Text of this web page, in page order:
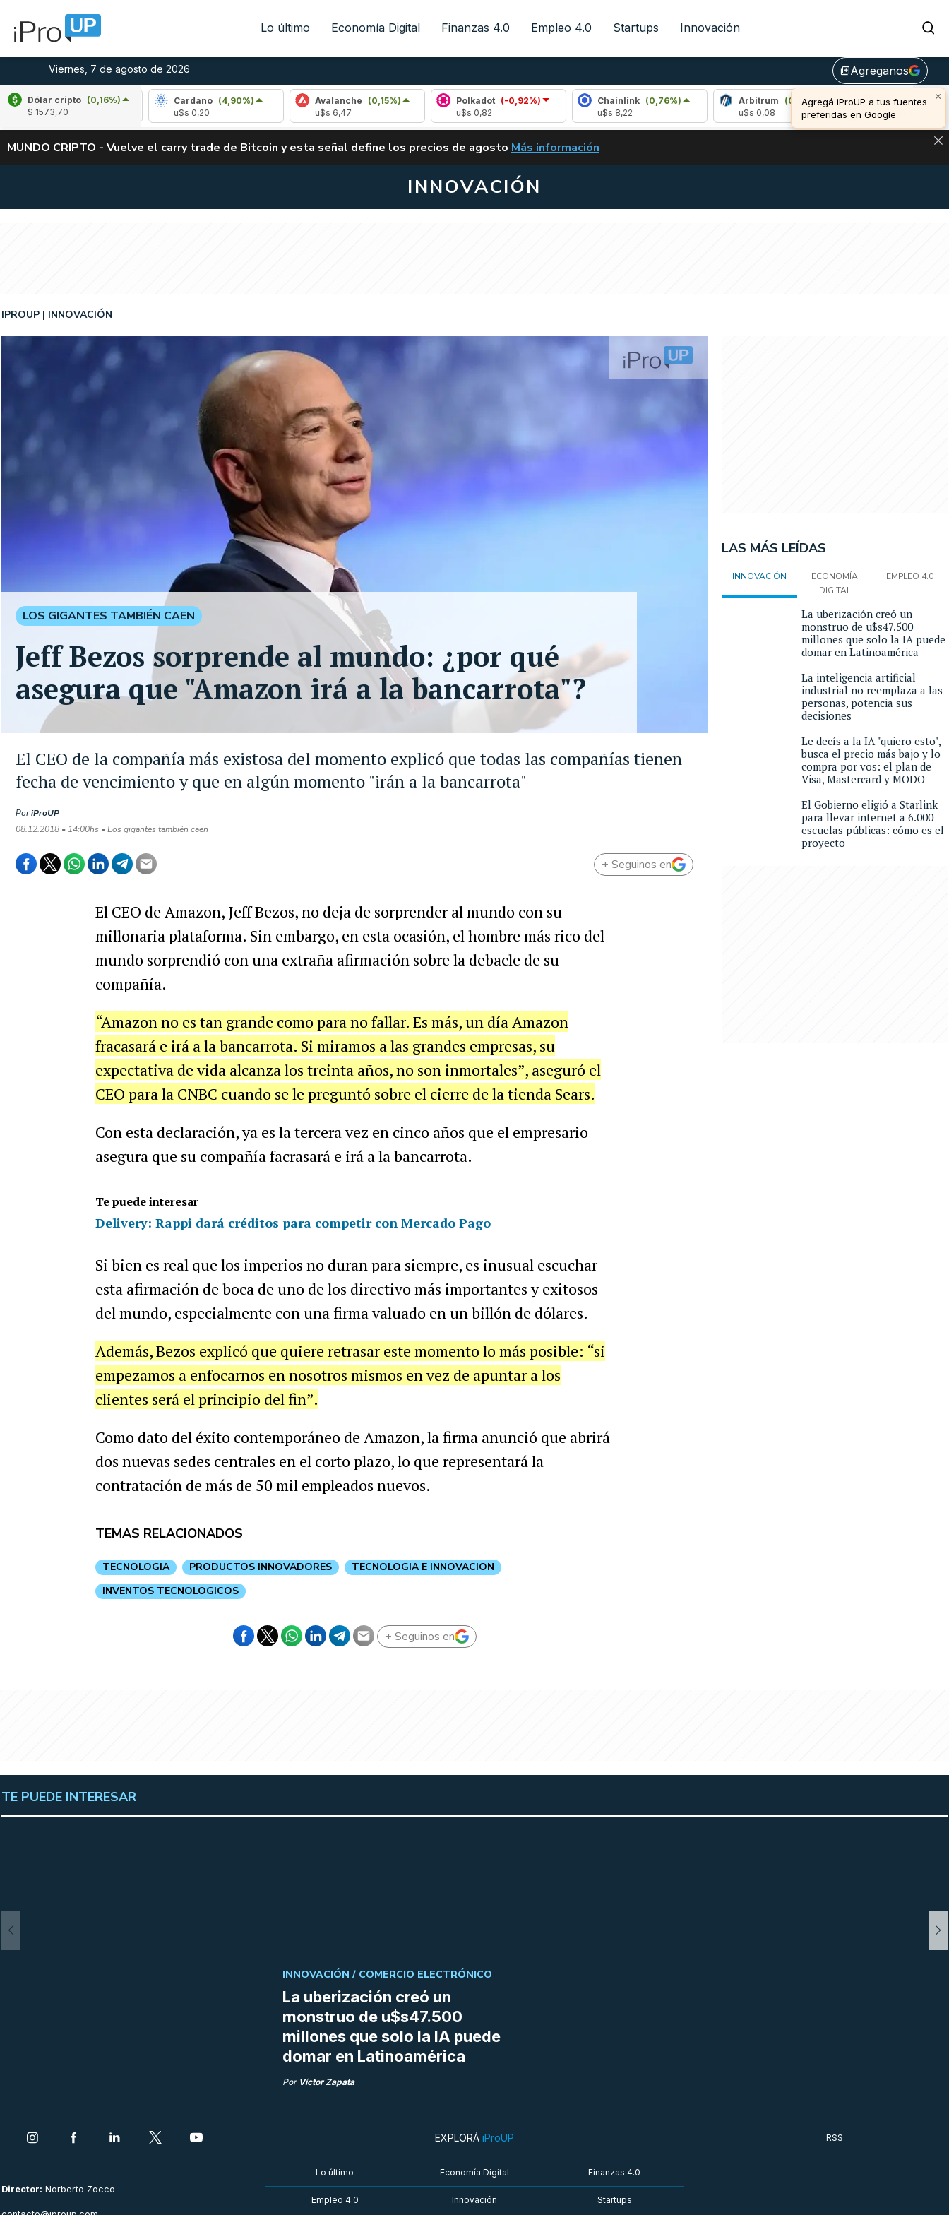
Lo último Economía Digital Finanzas 4.0 Empleo 4.0 Startups Innovación
Viernes, 7 de agosto de 2026 library_addAgreganos
×
Agregá iProUP a tus fuentes
preferidas en Google
Dólar cripto (0,16%)
$ 1573,70
Ripple (-1,72%)
u$s 1,03
Cardano (4,90%)
u$s 0,20
Avalanche (0,15%)
u$s 6,47
Polkadot (-0,92%)
u$s 0,82
Chainlink (0,76%)
u$s 8,22
Arbitrum (0,84%)
u$s 0,08
Bitcoin (0,72%)
u$s 65.000,00
ALERTA
MUNDO CRIPTO - Vuelve el carry trade de Bitcoin y esta señal define los precios de agosto VUELVE EL CARRY TRADE DE BITCOIN Y ESTA SEÑAL DEFINE LOS PRECIOS DE
Más información
INNOVACIÓN
El CEO de la compañía más existosa del momento explicó que todas las compañías tienen
fecha de vencimiento y que en algún momento "irán a la bancarrota"
IPROUP INNOVACIÓN
PoriProUP
08.12.2018 • 14:00hs • Los gigantes también caen
LOS GIGANTES TAMBIÉN CAEN
Jeff Bezos sorprende al mundo: ¿por qué
asegura que "Amazon irá a la bancarrota"?
+ Seguinos en
El CEO de Amazon, Jeff Bezos, no deja de sorprender al mundo con su
millonaria plataforma. Sin embargo, en esta ocasión, el hombre más rico del
mundo sorprendió con una extraña afirmación sobre la debacle de su
compañía.
“Amazon no es tan grande como para no fallar. Es más, un día Amazon
fracasará e irá a la bancarrota. Si miramos a las grandes empresas, su
expectativa de vida alcanza los treinta años, no son inmortales”, aseguró el
CEO para la CNBC cuando se le preguntó sobre el cierre de la tienda Sears.
Con esta declaración, ya es la tercera vez en cinco años que el empresario
asegura que su compañía facrasará e irá a la bancarrota.
Te puede interesar
Delivery: Rappi dará créditos para competir con Mercado Pago
Si bien es real que los imperios no duran para siempre, es inusual escuchar
esta afirmación de boca de uno de los directivo más importantes y exitosos
del mundo, especialmente con una firma valuado en un billón de dólares.
Además, Bezos explicó que quiere retrasar este momento lo más posible: “si
empezamos a enfocarnos en nosotros mismos en vez de apuntar a los
clientes será el principio del fin”.
Como dato del éxito contemporáneo de Amazon, la firma anunció que abrirá
dos nuevas sedes centrales en el corto plazo, lo que representará la
contratación de más de 50 mil empleados nuevos.
TEMAS RELACIONADOS
TECNOLOGIA PRODUCTOS INNOVADORES
TECNOLOGIA E INNOVACION
INVENTOS TECNOLOGICOS
+ Seguinos en
LAS MÁS LEÍDAS
INNOVACIÓN
ECONOMÍA
DIGITAL
EMPLEO 4.0
La uberización creó un
monstruo de u$s47.500
millones que solo la IA puede
domar en Latinoamérica
La inteligencia artificial
industrial no reemplaza a las
personas, potencia sus
decisiones
Le decís a la IA "quiero esto",
busca el precio más bajo y lo
compra por vos: el plan de
Visa, Mastercard y MODO
El Gobierno eligió a Starlink
para llevar internet a 6.000
escuelas públicas: cómo es el
proyecto
TE PUEDE INTERESAR
La uberización creó un
monstruo de u$s47.500
millones que solo la IA puede
domar en Latinoamérica
INNOVACIÓN / COMERCIO ELECTRÓNICO
Por Víctor Zapata
Director: Norberto Zocco
EXPLORÁ iProUP
Lo último Economía Digital Finanzas 4.0
Empleo 4.0 Innovación Startups
RSS